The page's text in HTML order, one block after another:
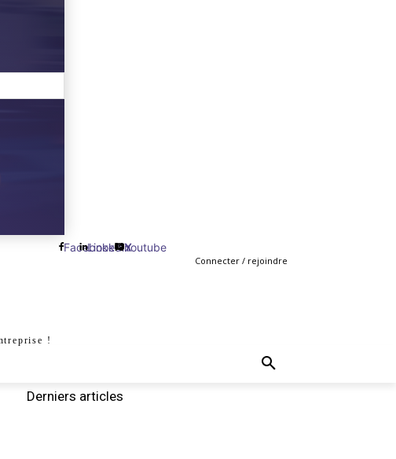
Facebook
Linkedin
X
Youtube
Connecter / rejoindre
!
Derniers articles